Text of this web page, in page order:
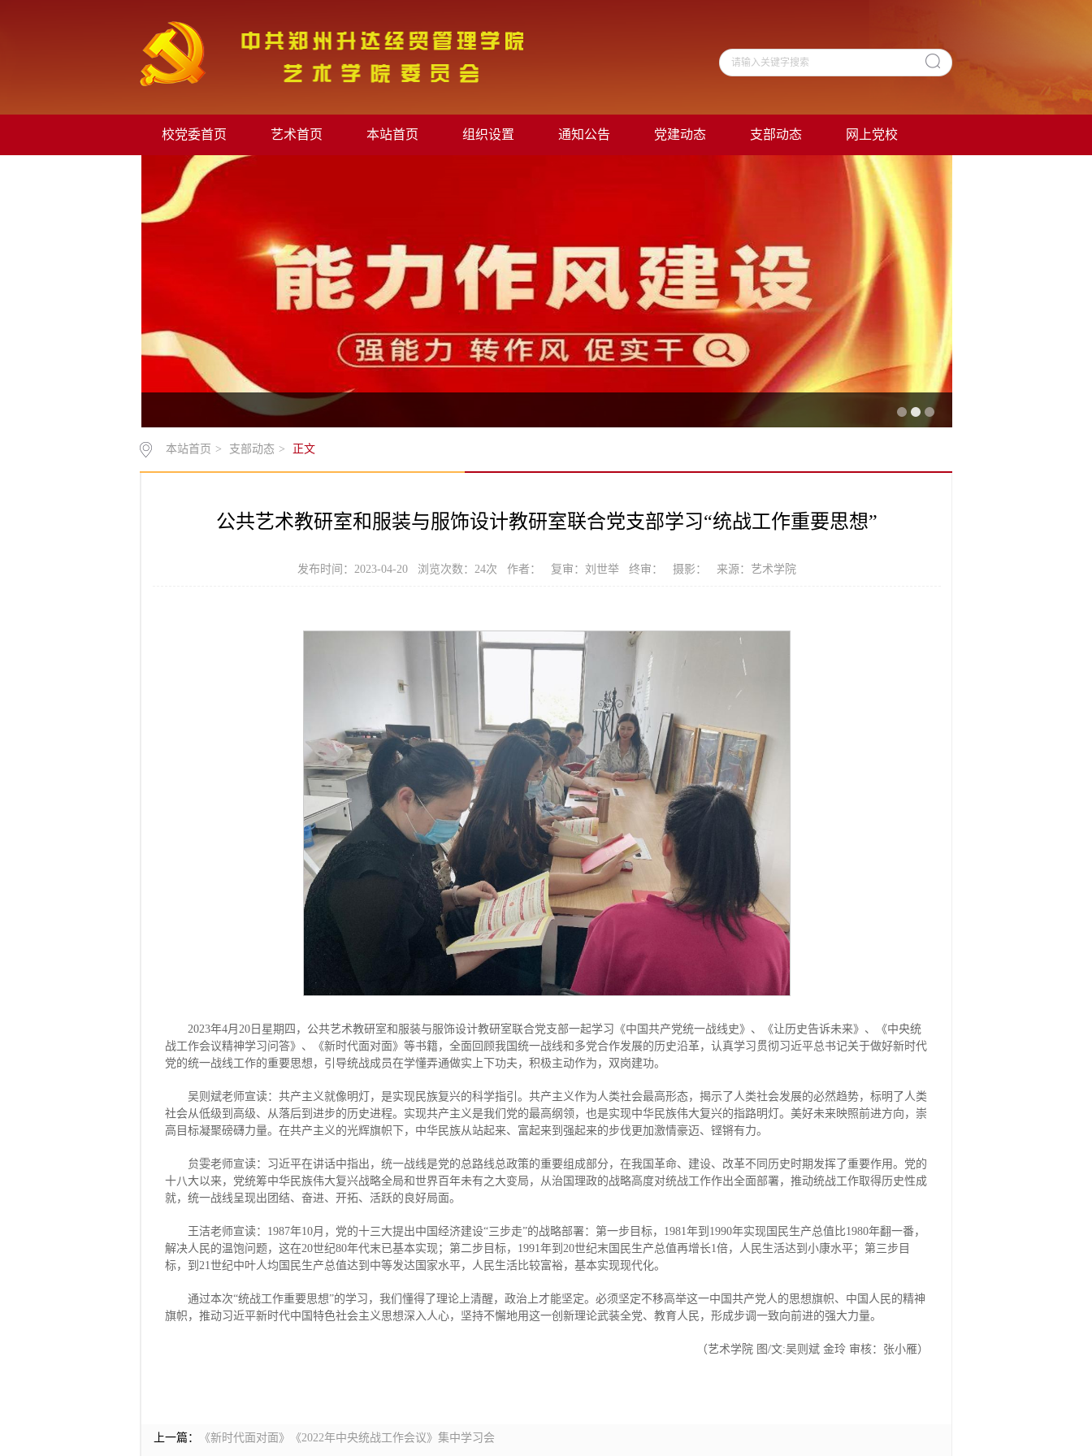
校党委首页 艺术首页 本站首页 组织设置 通知公告 党建动态 支部动态 网上党校
本站首页 > 支部动态 > 正文
公共艺术教研室和服装与服饰设计教研室联合党支部学习“统战工作重要思想”
发布时间：2023-04-20 浏览次数： 24次 作者： 复审：刘世举 终审： 摄影： 来源：艺术学院
2023年4月20日星期四，公共艺术教研室和服装与服饰设计教研室联合党支部一起学习《中国共产党统一战线史》、《让历史告诉未来》、《中央统
战工作会议精神学习问答》、《新时代面对面》等书籍，全面回顾我国统一战线和多党合作发展的历史沿革，认真学习贯彻习近平总书记关于做好新时代
党的统一战线工作的重要思想，引导统战成员在学懂弄通做实上下功夫，积极主动作为，双岗建功。
吴则斌老师宣读：共产主义就像明灯，是实现民族复兴的科学指引。共产主义作为人类社会最高形态，揭示了人类社会发展的必然趋势，标明了人类
社会从低级到高级、从落后到进步的历史进程。实现共产主义是我们党的最高纲领，也是实现中华民族伟大复兴的指路明灯。美好未来映照前进方向，崇
高目标凝聚磅礴力量。在共产主义的光辉旗帜下，中华民族从站起来、富起来到强起来的步伐更加激情豪迈、铿锵有力。
贠雯老师宣读：习近平在讲话中指出，统一战线是党的总路线总政策的重要组成部分，在我国革命、建设、改革不同历史时期发挥了重要作用。党的
十八大以来，党统筹中华民族伟大复兴战略全局和世界百年未有之大变局，从治国理政的战略高度对统战工作作出全面部署，推动统战工作取得历史性成
就，统一战线呈现出团结、奋进、开拓、活跃的良好局面。
王洁老师宣读：1987年10月，党的十三大提出中国经济建设“三步走”的战略部署：第一步目标，1981年到1990年实现国民生产总值比1980年翻一番，
解决人民的温饱问题，这在20世纪80年代末已基本实现；第二步目标，1991年到20世纪末国民生产总值再增长1倍，人民生活达到小康水平；第三步目
标，到21世纪中叶人均国民生产总值达到中等发达国家水平，人民生活比较富裕，基本实现现代化。
通过本次“统战工作重要思想”的学习，我们懂得了理论上清醒，政治上才能坚定。必须坚定不移高举这一中国共产党人的思想旗帜、中国人民的精神
旗帜，推动习近平新时代中国特色社会主义思想深入人心，坚持不懈地用这一创新理论武装全党、教育人民，形成步调一致向前进的强大力量。
（艺术学院 图/文:吴则斌 金玲 审核：张小雁）
上一篇： 《新时代面对面》《2022年中央统战工作会议》集中学习会